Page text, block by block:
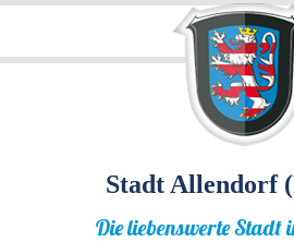
Stadt Allendorf
Die liebenswerte Stadt